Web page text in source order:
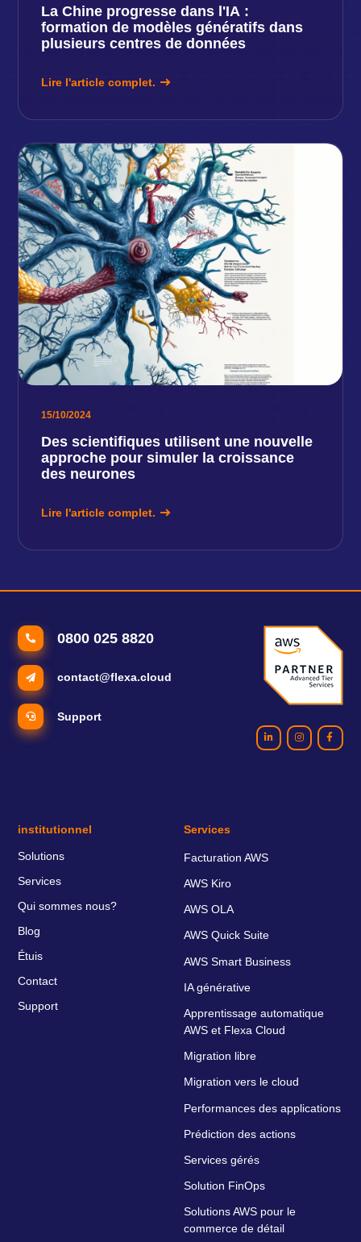
La Chine progresse dans l'IA :
formation de modèles génératifs dans
plusieurs centres de données
Lire l'article complet.
15/10/2024
Des scientifiques utilisent une nouvelle
approche pour simuler la croissance
des neurones
Lire l'article complet.
0800 025 8820
contact@flexa.cloud
Support
institutionnel
Solutions
Services
Qui sommes nous?
Blog
Étuis
Contact
Support
Services
Facturation AWS
AWS Kiro
AWS OLA
AWS Quick Suite
AWS Smart Business
IA générative
Apprentissage automatique
AWS et Flexa Cloud
Migration libre
Migration vers le cloud
Performances des applications
Prédiction des actions
Services gérés
Solution FinOps
Solutions AWS pour le
commerce de détail